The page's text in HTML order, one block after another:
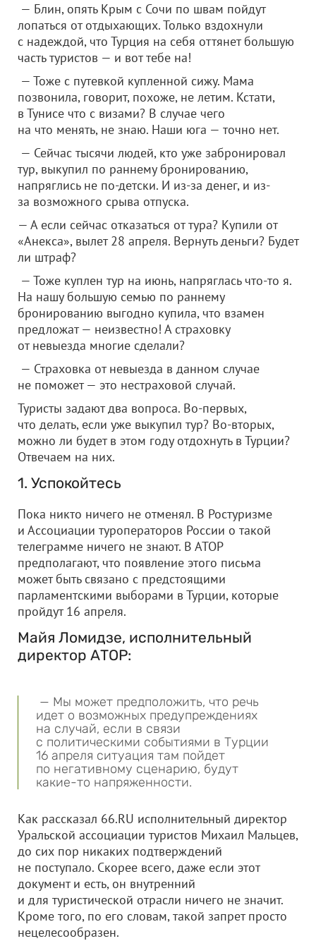
— Блин, опять Крым с Сочи по швам пойдут
лопаться от отдыхающих. Только вздохнули
с надеждой, что Турция на себя оттянет большую
часть туристов — и вот тебе на!
— Тоже с путевкой купленной сижу. Мама
позвонила, говорит, похоже, не летим. Кстати,
в Тунисе что с визами? В случае чего
на что менять, не знаю. Наши юга — точно нет.
— Сейчас тысячи людей, кто уже забронировал
тур, выкупил по раннему бронированию,
напряглись не по-детски. И из-за денег, и из-
за возможного срыва отпуска.
— А если сейчас отказаться от тура? Купили от
«Анекса», вылет 28 апреля. Вернуть деньги? Будет
ли штраф?
— Тоже куплен тур на июнь, напряглась что-то я.
На нашу большую семью по раннему
бронированию выгодно купила, что взамен
предложат — неизвестно! А страховку
от невыезда многие сделали?
— Страховка от невыезда в данном случае
не поможет — это нестраховой случай.
Туристы задают два вопроса. Во-первых,
что делать, если уже выкупил тур? Во-вторых,
можно ли будет в этом году отдохнуть в Турции?
Отвечаем на них.
1. Успокойтесь
Пока никто ничего не отменял. В Ростуризме
и Ассоциации туроператоров России о такой
телеграмме ничего не знают. В АТОР
предполагают, что появление этого письма
может быть связано с предстоящими
парламентскими выборами в Турции, которые
пройдут 16 апреля.
Майя Ломидзе, исполнительный
директор АТОР:
— Мы может предположить, что речь
идет о возможных предупреждениях
на случай, если в связи
с политическими событиями в Турции
16 апреля ситуация там пойдет
по негативному сценарию, будут
какие-то напряженности.
Как рассказал 66.RU исполнительный директор
Уральской ассоциации туристов Михаил Мальцев,
до сих пор никаких подтверждений
не поступало. Скорее всего, даже если этот
документ и есть, он внутренний
и для туристической отрасли ничего не значит.
Кроме того, по его словам, такой запрет просто
нецелесообразен.